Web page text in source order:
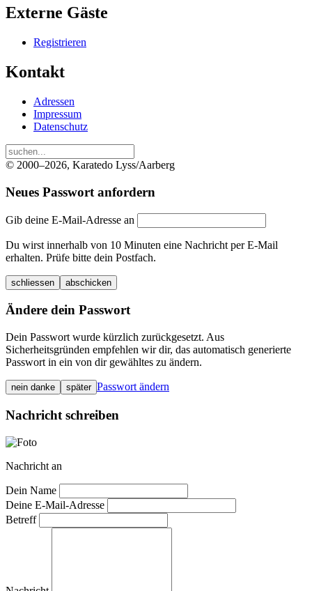
Externe Gäste
Registrieren
Kontakt
Adressen
Impressum
Datenschutz
© 2000–2026, Karatedo Lyss/Aarberg
Neues Passwort anfordern
Gib deine E-Mail-Adresse an
Du wirst innerhalb von 10 Minuten eine Nachricht per E-Mail
erhalten. Prüfe bitte dein Postfach.
schliessen abschicken
Ändere dein Passwort
Dein Passwort wurde kürzlich zurückgesetzt. Aus
Sicherheitsgründen empfehlen wir dir, das automatisch generierte
Passwort in ein von dir gewähltes zu ändern.
nein danke später Passwort ändern
Nachricht schreiben
Nachricht an
Dein Name
Deine E-Mail-Adresse
Betreff